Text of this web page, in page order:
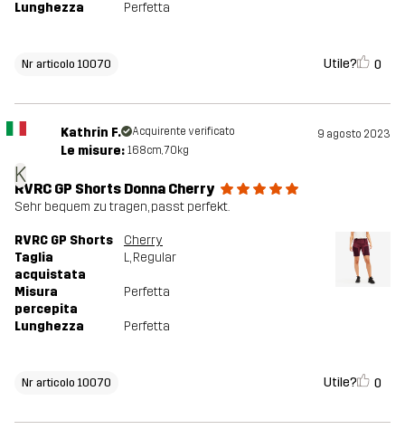
Lunghezza Perfetta
Nr articolo 10070 Utile? 0
K
Kathrin F. Acquirente verificato 9 agosto 2023
Le misure: 168cm, 70kg
RVRC GP Shorts Donna Cherry
Sehr bequem zu tragen, passt perfekt.
RVRC GP Shorts
Cherry
Taglia
acquistata
L, Regular
Misura
percepita
Perfetta
Lunghezza Perfetta
Nr articolo 10070 Utile? 0